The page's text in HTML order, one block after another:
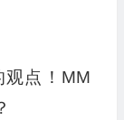
观点！MM